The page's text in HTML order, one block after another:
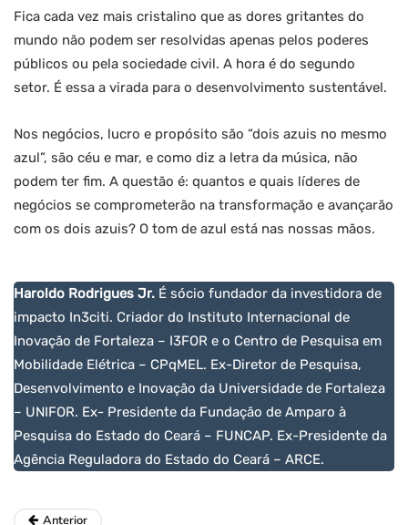
Fica cada vez mais cristalino que as dores gritantes do
mundo não podem ser resolvidas apenas pelos poderes
públicos ou pela sociedade civil. A hora é do segundo
setor. É essa a virada para o desenvolvimento sustentável.
Nos negócios, lucro e propósito são “dois azuis no mesmo
azul”, são céu e mar, e como diz a letra da música, não
podem ter fim. A questão é: quantos e quais líderes de
negócios se comprometerão na transformação e avançarão
com os dois azuis? O tom de azul está nas nossas mãos.
Haroldo Rodrigues Jr. É sócio fundador da investidora de
impacto In3citi. Criador do Instituto Internacional de
Inovação de Fortaleza – I3FOR e o Centro de Pesquisa em
Mobilidade Elétrica – CPqMEL. Ex-Diretor de Pesquisa,
Desenvolvimento e Inovação da Universidade de Fortaleza
– UNIFOR. Ex- Presidente da Fundação de Amparo à
Pesquisa do Estado do Ceará – FUNCAP. Ex-Presidente da
Agência Reguladora do Estado do Ceará – ARCE.
Anterior